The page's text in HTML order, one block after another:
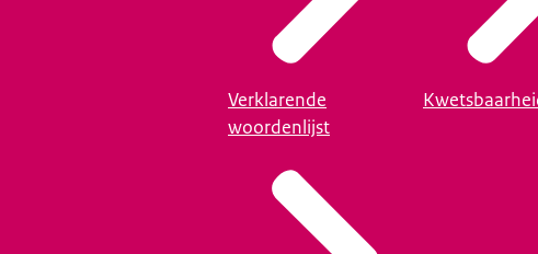
Verklarende
woordenlijst